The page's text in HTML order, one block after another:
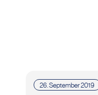
26. September 2019